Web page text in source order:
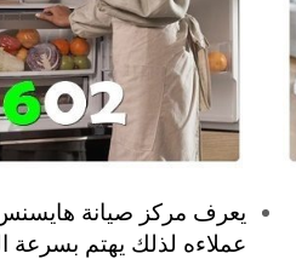
يعرف مركز صيانة
عملاءه لذلك يهتم بسرعة